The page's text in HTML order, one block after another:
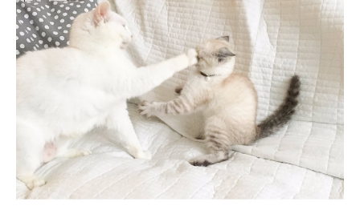
pecodogs
いぬ部をフォロー
pecocats
ねこ部をフォロー
アプリをダウンロードする